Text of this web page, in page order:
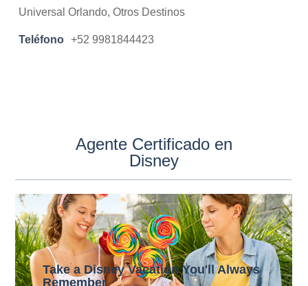
Universal Orlando, Otros Destinos
Teléfono +52 9981844423